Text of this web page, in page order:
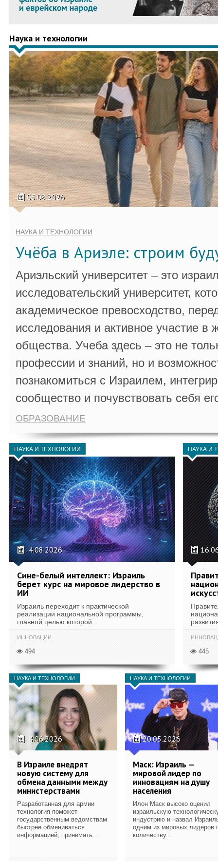
Наука и технологии
05.08.2026
НАУКА И ТЕХНОЛОГИИ
Учёба в Ариэле: строим
Ариэльский университет – это
исследовательский университет,
академическое превосходство,
исследования и активное участие в
общества. Учеба здесь – это не
профессии и знаний, но и
познакомиться с Израилем,
сообщество и почувствовать себя
ОБРАЗОВАНИЕ
НАУКА И ТЕХНОЛОГИИ
4.08.2026
Сине-белый интеллект: Израиль
берет курс на мировое лидерство в
ИИ
Израиль переходит к практической
реализации национальной программы,
главной целью которой...
ИННОВАЦИИ
494
НАУКА И
445
НАУКА И ТЕХНОЛОГИИ
4.06.2026
В Израиле внедрят
новую систему для
обмена данными между
министерствами
Разработанная для армии
технология поможет
государственным ведомствам
быстрее обмениваться
информацией, принимать...
НАУКА И ТЕХНОЛОГИИ
20.05.2026
Маск: Израиль —
мировой лидер по
инновациям на душу
населения
Илон Маск высоко оценил
израильскую
индустрию и назвал
одним из мировых лидеров
количеству...